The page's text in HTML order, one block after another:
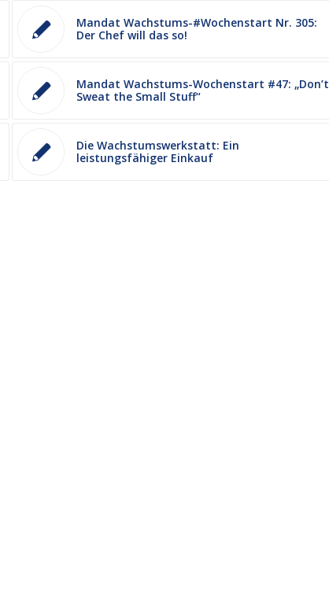
Mandat Wachstums-#Wochenstart Nr. 305:
Der Chef will das so!
Mandat Wachstums-Wochenstart #47: „Don’t
Sweat the Small Stuff“
Die Wachstumswerkstatt: Ein
leistungsfähiger Einkauf